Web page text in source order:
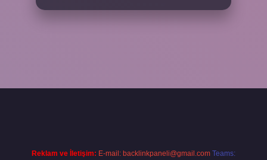
Reklam ve İletişim: E-mail: backlinkpaneli@gmail.com Teams: